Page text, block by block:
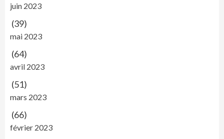
juin 2023
(39)
mai 2023
(64)
avril 2023
(51)
mars 2023
(66)
février 2023